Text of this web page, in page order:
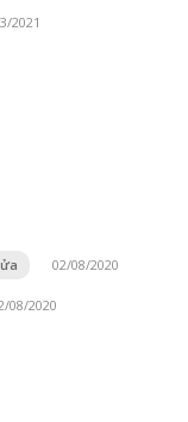
2021
02/08/2020
08/2020